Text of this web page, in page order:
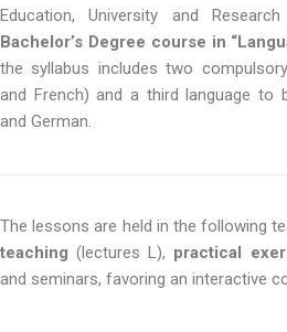
Education, University and
Bachelor’s Degree course in
the syllabus includes two
and French) and a third language to
and German.
The lessons are held in the following
teaching (lectures L), practical
and seminars, favoring an interactive